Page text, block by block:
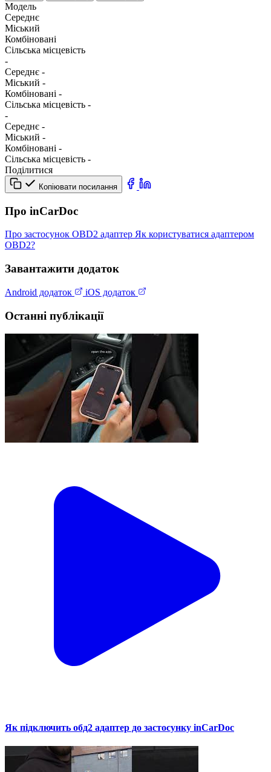
Модель
Середнє
Міський
Комбіновані
Сільська місцевість
-
Середнє -
Міський -
Комбіновані -
Сільська місцевість -
-
Середнє -
Міський -
Комбіновані -
Сільська місцевість -
Поділитися
Копіювати посилання
Про inCarDoc
Про застосунок OBD2 адаптер Як користуватися адаптером
OBD2?
Завантажити додаток
Android додаток iOS додаток
Останні публікації
Як підключить обд2 адаптер до застосунку inCarDoc